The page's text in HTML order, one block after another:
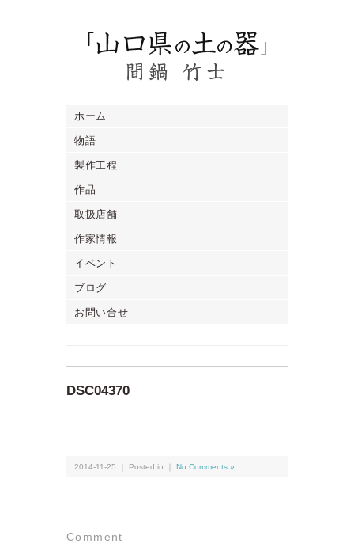
ホーム
物語
製作工程
作品
取扱店舗
作家情報
イベント
ブログ
お問い合せ
DSC04370
2014-11-25 ｜ Posted in ｜ No Comments »
Comment